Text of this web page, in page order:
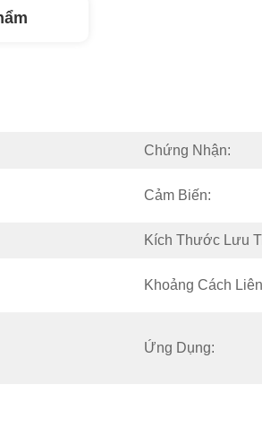
Chứng Nhận:
Cảm Biến:
Kích Thước Lưu
Khoảng Cách
Ứng Dụng: